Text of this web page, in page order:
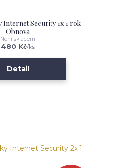
Internet Security 1x 1 rok
Obnova
480 Kč/ks
Není skladem
Detail